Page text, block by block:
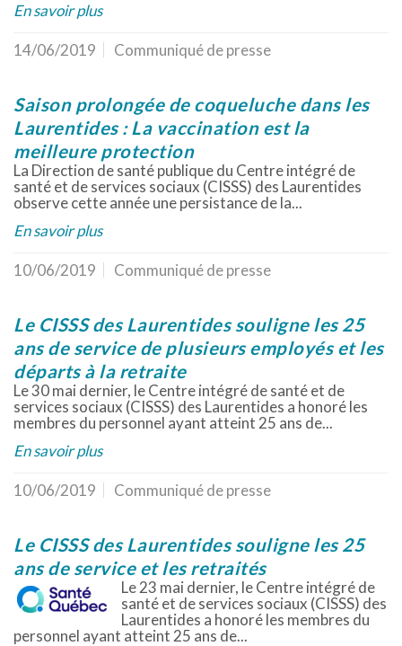
En savoir plus
14/06/2019 Communiqué de presse
Saison prolongée de coqueluche dans les
Laurentides : La vaccination est la
meilleure protection
La Direction de santé publique du Centre intégré de
santé et de services sociaux (CISSS) des Laurentides
observe cette année une persistance de la...
En savoir plus
10/06/2019 Communiqué de presse
Le CISSS des Laurentides souligne les 25
ans de service de plusieurs employés et les
départs à la retraite
Le 30 mai dernier, le Centre intégré de santé et de
services sociaux (CISSS) des Laurentides a honoré les
membres du personnel ayant atteint 25 ans de...
En savoir plus
10/06/2019 Communiqué de presse
Le CISSS des Laurentides souligne les 25
ans de service et les retraités
Le 23 mai dernier, le Centre intégré de
santé et de services sociaux (CISSS) des
Laurentides a honoré les membres du
personnel ayant atteint 25 ans de...